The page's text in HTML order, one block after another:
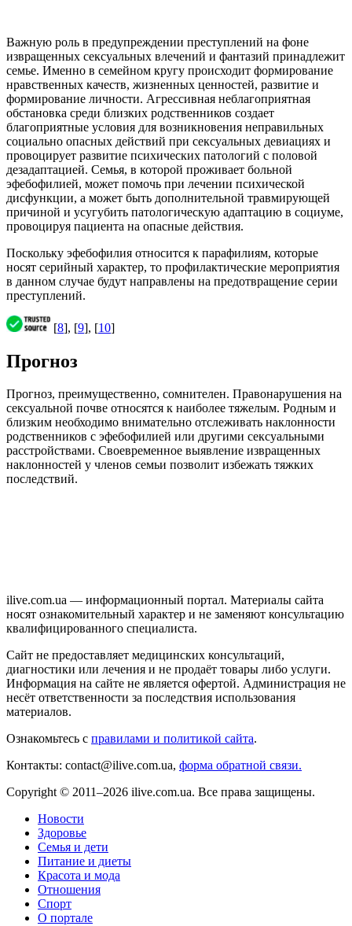
Важную роль в предупреждении преступлений на фоне
извращенных сексуальных влечений и фантазий принадлежит
семье. Именно в семейном кругу происходит формирование
нравственных качеств, жизненных ценностей, развитие и
формирование личности. Агрессивная неблагоприятная
обстановка среди близких родственников создает
благоприятные условия для возникновения неправильных
социально опасных действий при сексуальных девиациях и
провоцирует развитие психических патологий с половой
дезадаптацией. Семья, в которой проживает больной
эфебофилией, может помочь при лечении психической
дисфункции, а может быть дополнительной травмирующей
причиной и усугубить патологическую адаптацию в социуме,
провоцируя пациента на опасные действия.
Поскольку эфебофилия относится к парафилиям, которые
носят серийный характер, то профилактические мероприятия
в данном случае будут направлены на предотвращение серии
преступлений.
[8], [9], [10]
Прогноз
Прогноз, преимущественно, сомнителен. Правонарушения на
сексуальной почве относятся к наиболее тяжелым. Родным и
близким необходимо внимательно отслеживать наклонности
родственников с эфебофилией или другими сексуальными
расстройствами. Своевременное выявление извращенных
наклонностей у членов семьи позволит избежать тяжких
последствий.
ilive.com.ua — информационный портал. Материалы сайта
носят ознакомительный характер и не заменяют консультацию
квалифицированного специалиста.
Сайт не предоставляет медицинских консультаций,
диагностики или лечения и не продаёт товары либо услуги.
Информация на сайте не является офертой. Администрация не
несёт ответственности за последствия использования
материалов.
Ознакомьтесь с правилами и политикой сайта.
Контакты: contact@ilive.com.ua, форма обратной связи.
Copyright © 2011–2026 ilive.com.ua. Все права защищены.
Новости
Здоровье
Семья и дети
Питание и диеты
Красота и мода
Отношения
Спорт
О портале